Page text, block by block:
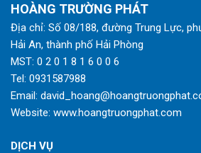
HOÀNG TRƯỜNG PHÁT
Địa chỉ: Số 08/188, đường Trung Lực,
Hải An, thành phố Hải Phòng
MST: 0 2 0 1 8 1 6 0 0 6
Tel: 0931587988
Email:
Website: www.hoangtruongphat.com
DỊCH VỤ